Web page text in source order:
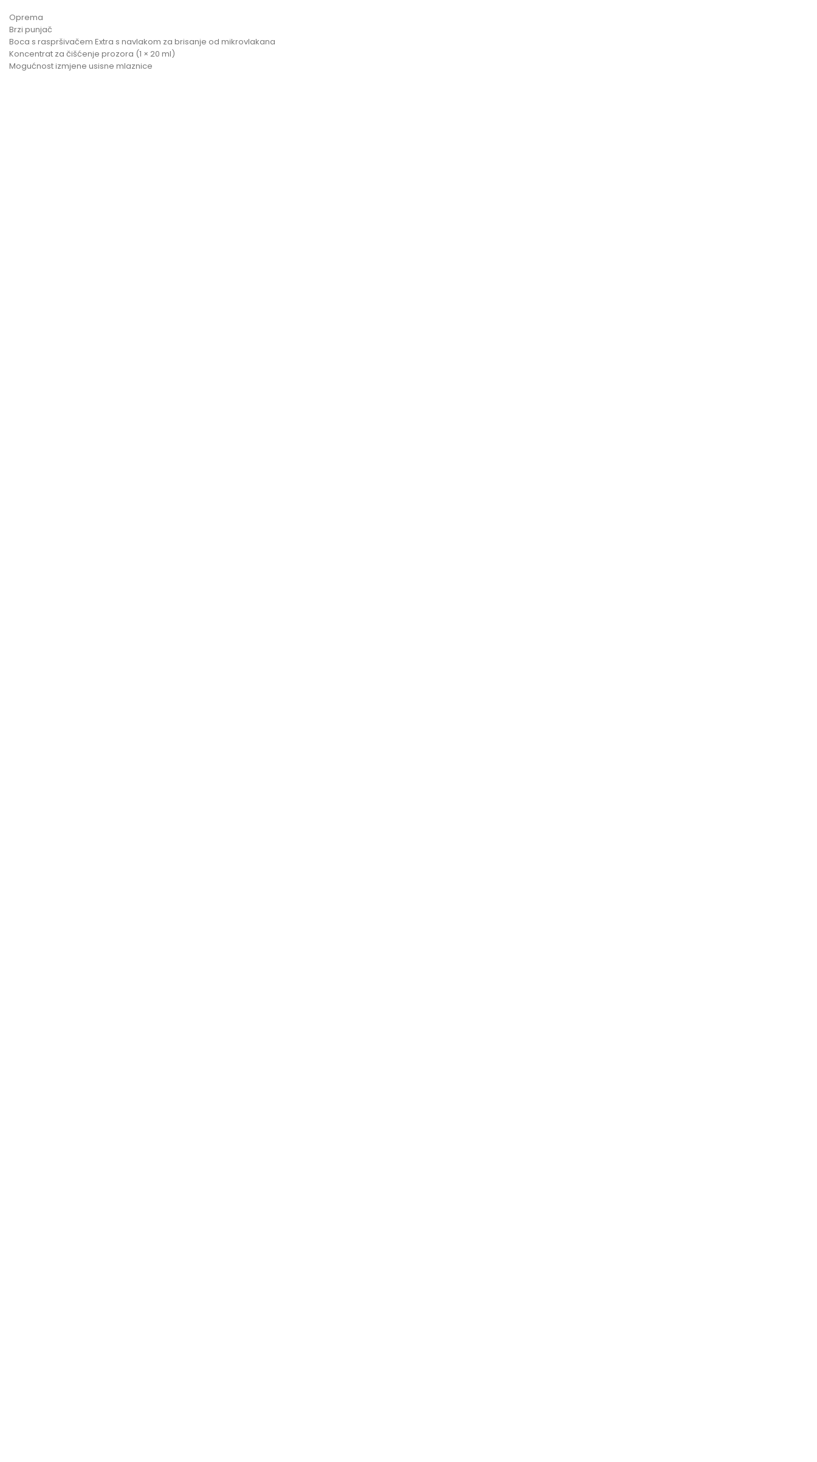
Oprema
Brzi punjač
Boca s raspršivačem Extra s navlakom za brisanje od mikrovlakana
Koncentrat za čišćenje prozora (1 × 20 ml)
Mogućnost izmjene usisne mlaznice